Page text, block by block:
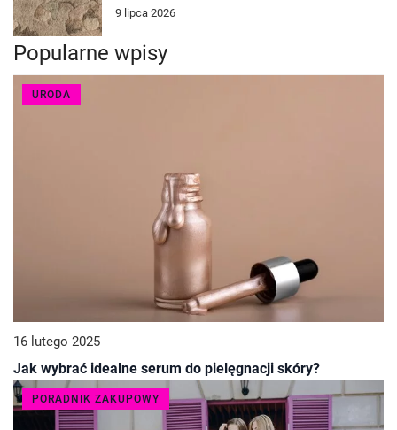
9 lipca 2026
Popularne wpisy
URODA
16 lutego 2025
Jak wybrać idealne serum do pielęgnacji skóry?
PORADNIK ZAKUPOWY